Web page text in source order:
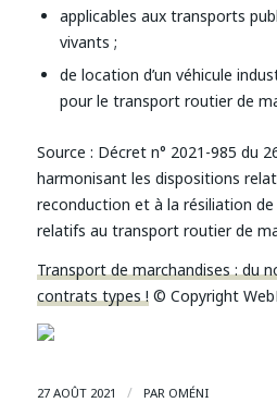
applicables aux transports
vivants ;
de location d’un véhicule
pour le transport routier de
Source : Décret n° 2021-985 du
harmonisant les dispositions
reconduction et à la résiliation
relatifs au transport routier de
Transport de marchandises : du
contrats types !© Copyright
27 AOÛT 2021 / PAR OMÉNI